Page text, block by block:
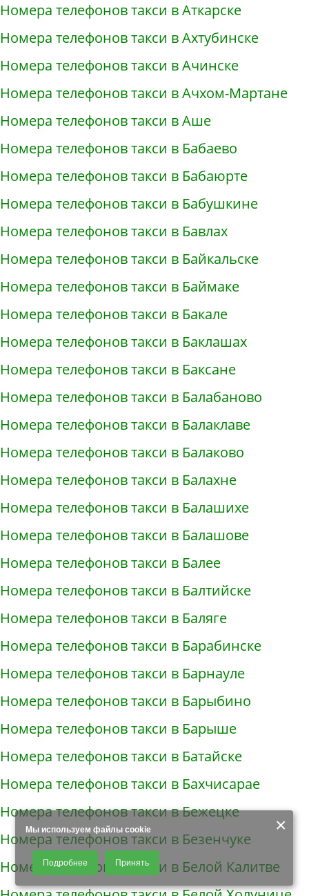
×
Мы используем файлы cookie
Продолжая использовать наш сайт, Вы даете согласие на обработку
файлов - COOKIES, пользовательских данных (файлы-cookies, IP-адрес,
данные об идентификаторе браузера, дата и время осуществления
доступа к сайту, история поисковых запросов) для сбора аналитической и
Подробнее Принять
Номера телефонов такси в Аткарске
Номера телефонов такси в Ахтубинске
Номера телефонов такси в Ачинске
Номера телефонов такси в Ачхом-Мартане
Номера телефонов такси в Аше
Номера телефонов такси в Бабаево
Номера телефонов такси в Бабаюрте
Номера телефонов такси в Бабушкине
Номера телефонов такси в Бавлах
Номера телефонов такси в Байкальске
Номера телефонов такси в Баймаке
Номера телефонов такси в Бакале
Номера телефонов такси в Баклашах
Номера телефонов такси в Баксане
Номера телефонов такси в Балабаново
Номера телефонов такси в Балаклаве
Номера телефонов такси в Балаково
Номера телефонов такси в Балахне
Номера телефонов такси в Балашихе
Номера телефонов такси в Балашове
Номера телефонов такси в Балее
Номера телефонов такси в Балтийске
Номера телефонов такси в Баляге
Номера телефонов такси в Барабинске
Номера телефонов такси в Барнауле
Номера телефонов такси в Барыбино
Номера телефонов такси в Барыше
Номера телефонов такси в Батайске
Номера телефонов такси в Бахчисарае
Номера телефонов такси в Бежецке
Номера телефонов такси в Безенчуке
Номера телефонов такси в Белой Калитве